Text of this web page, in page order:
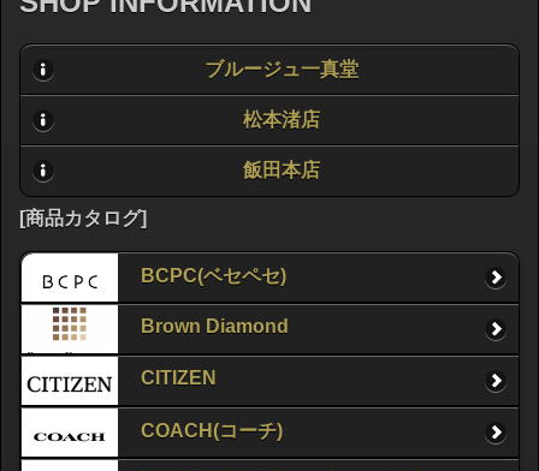
ブルージュ一真堂
松本渚店
飯田本店
[商品カタログ]
BCPC(ベセペセ)
Brown Diamond
CITIZEN
COACH(コーチ)